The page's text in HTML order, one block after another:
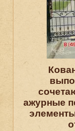
ажурные